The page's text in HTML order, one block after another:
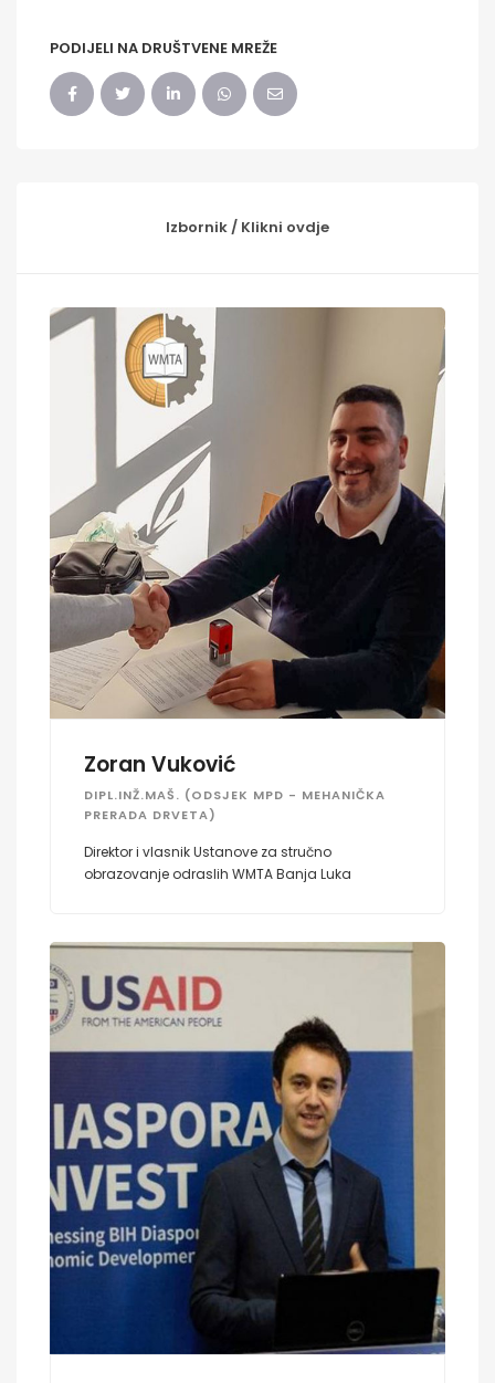
PODIJELI NA DRUŠTVENE MREŽE
Izbornik / Klikni ovdje
Zoran Vuković
DIPL.INŽ.MAŠ. (ODSJEK MPD - MEHANIČKA
PRERADA DRVETA)
Direktor i vlasnik Ustanove za stručno
obrazovanje odraslih WMTA Banja Luka